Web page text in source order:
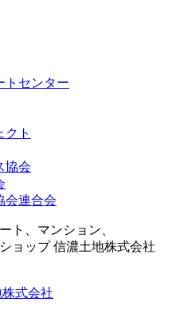
ト、マンション、
ョップ 信濃土地株式会社